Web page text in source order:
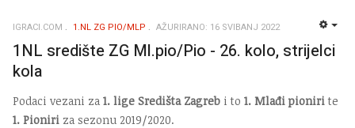
IGRACI.COM 1.NL ZG PIO/MLP AŽURIRANO: 16 SVIBANJ 2022
1NL središte ZG Ml.pio/Pio - 26. kolo, strijelci
kola
Podaci vezani za 1. lige Središta Zagreb i to 1. Mlađi pionirite
1. Pioniri za sezonu 2019/2020.